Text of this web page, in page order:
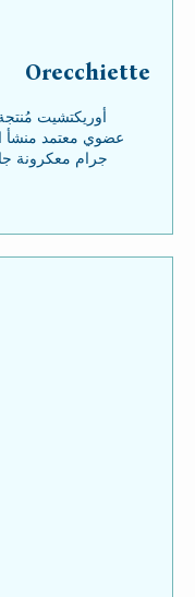
Orecchiette
أوريكتشيت
جرام معكرونة